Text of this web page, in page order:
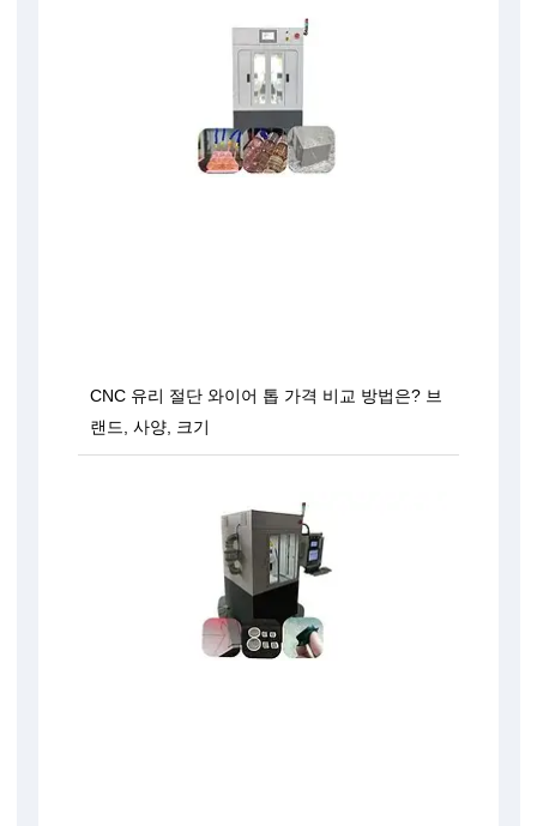
CNC 유리 절단 와이어 톱 가격 비교 방법은? 브
랜드, 사양, 크기